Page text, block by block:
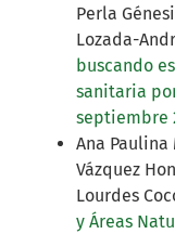
Perla
Lozada-
buscando
sanitaria por
septiembre
Ana Paulina
Vázquez
Lourdes
y Áreas